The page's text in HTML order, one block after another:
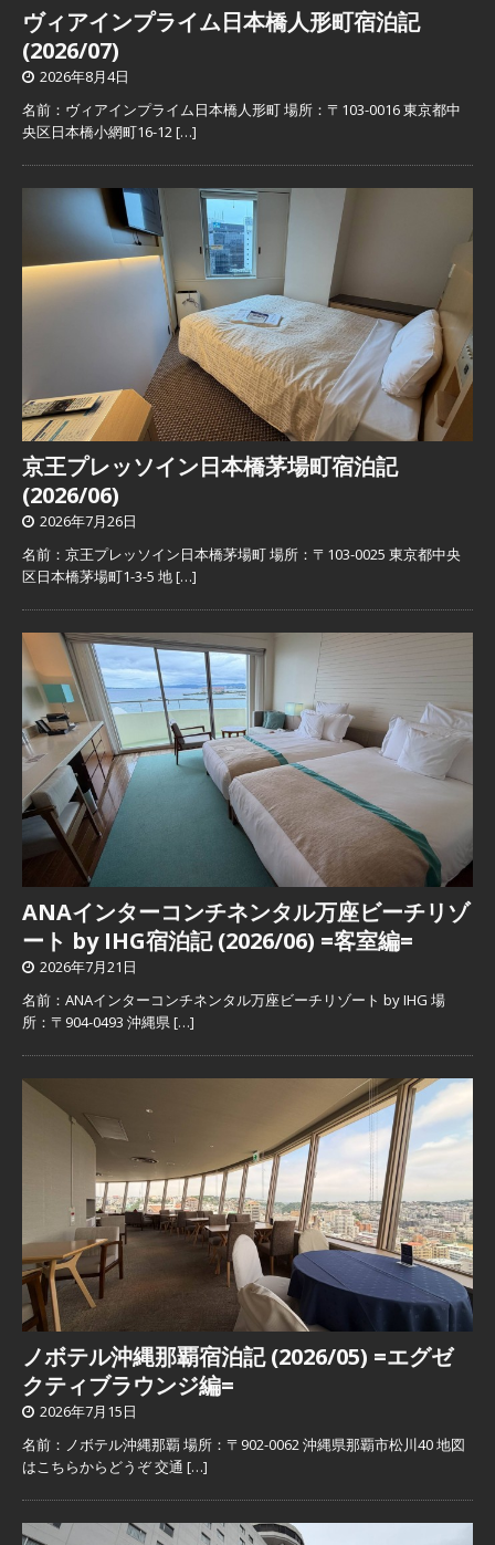
ヴィアインプライム日本橋人形町宿泊記
(2026/07)
2026年8月4日
名前：ヴィアインプライム日本橋人形町 場所：〒103-0016 東京都中
央区日本橋小網町16-12[…]
京王プレッソイン日本橋茅場町宿泊記
(2026/06)
2026年7月26日
名前：京王プレッソイン日本橋茅場町 場所：〒103-0025 東京都中央
区日本橋茅場町1-3-5 地[…]
ANAインターコンチネンタル万座ビーチリゾ
ート by IHG宿泊記 (2026/06) =客室編=
2026年7月21日
名前：ANAインターコンチネンタル万座ビーチリゾート by IHG 場
所：〒904-0493 沖縄県 […]
ノボテル沖縄那覇宿泊記 (2026/05) =エグゼ
クティブラウンジ編=
2026年7月15日
名前：ノボテル沖縄那覇 場所：〒902-0062 沖縄県那覇市松川40 地図
はこちらからどうぞ 交通 […]